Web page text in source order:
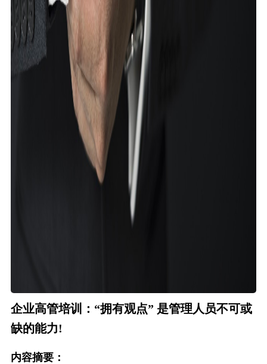
企业高管培训：“拥有观点” 是管理人员不可或
缺的能力!
内容摘要：